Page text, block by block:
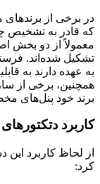
در برخی از برندهای
که قادر به تشخیص
تشکیل شده‌اند.
به عهده دارند به
همچنین، برخی از
برند خود پنل‌های
کاربرد
از لحاظ کاربرد این
کرد: